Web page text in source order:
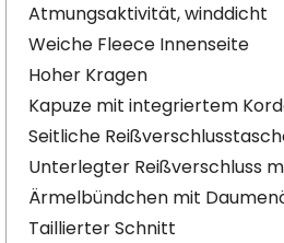
Atmungsaktivität, winddicht
Weiche Fleece Innenseite
Hoher Kragen
Kapuze mit integriertem
Seitliche
Unterlegter Reißverschluss
Ärmelbündchen mit
Taillierter Schnitt